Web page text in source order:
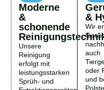
Moderne
&
schonende
Unsere
Reinigung
erfolgt mit
leistungsstarken
Sprüh- und
&
Wir
auch
oder
und